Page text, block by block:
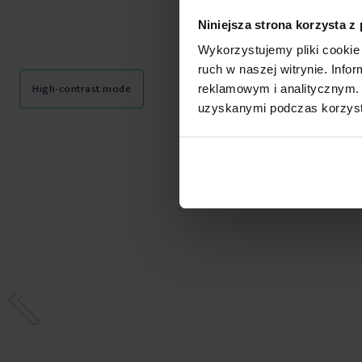
Niniejsza strona korzysta z
Wykorzystujemy pliki
ruch w naszej witrynie.
reklamowym i
uzyskanymi podczas
High-contrast mode